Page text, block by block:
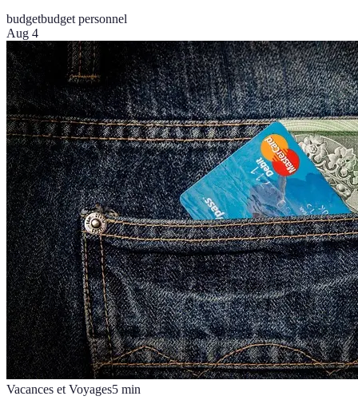
budgetbudget personnel
Aug 4
Vacances et Voyages5 min